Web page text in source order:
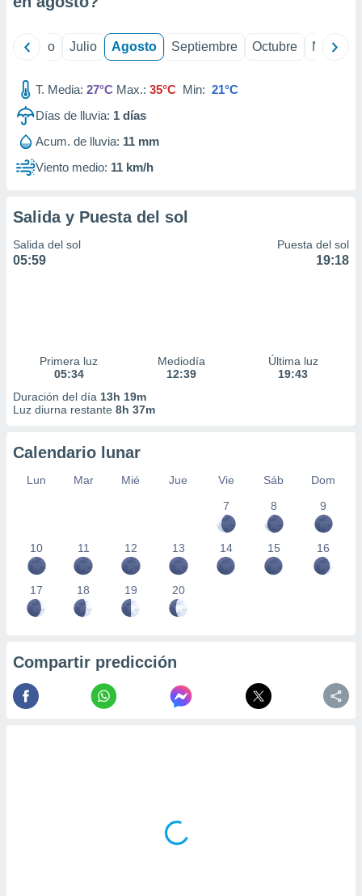
mediante
publicidad
publicidad
1199
Junio Julio Agosto Septiembre Octubre
T. Media: 27°C Max.: 35°C Min: 21°C
Días de lluvia: 1 días
Acum. de lluvia: 11 mm
Viento medio: 11 km/h
Salida y Puesta del sol
Salida del sol
05:59
Puesta del sol
19:18
Primera luz
05:34
Mediodía
12:39
Última luz
19:43
Duración del día 13h 19m
Luz diurna restante 8h 37m
Calendario lunar
Lun Mar Mié Jue Vie Sáb
Dom
7
8 9
10 11 12 13 14 15 16
17 18 19 20
Compartir predicción